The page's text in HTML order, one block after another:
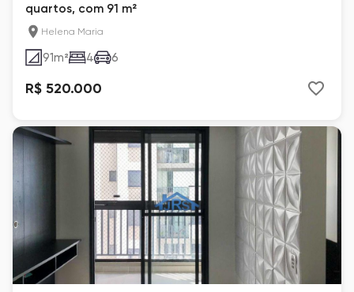
quartos, com 91 m²
Helena Maria
91m² 4 6
R$ 520.000